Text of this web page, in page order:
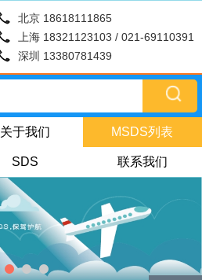
北京 18618111865
上海 18321123103 / 021-69110391
深圳 13380781439
关于我们 MSDS列表
SDS 联系我们